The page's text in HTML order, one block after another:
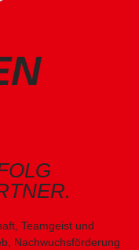
Teamgeist und
Nachwuchsförderung